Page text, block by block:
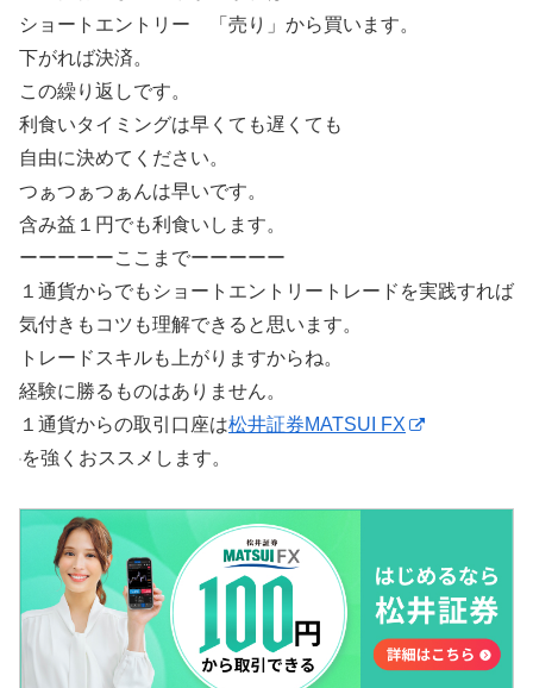
ショートエントリー 「売り」から買います。
下がれば決済。
この繰り返しです。
利食いタイミングは早くても遅くても
自由に決めてください。
つぁつぁつぁんは早いです。
含み益１円でも利食いします。
ーーーーーここまでーーーーー
１通貨からでもショートエントリートレードを実践すれば
気付きもコツも理解できると思います。
トレードスキルも上がりますからね。
経験に勝るものはありません。
１通貨からの取引口座は松井証券MATSUI FX
を強くおススメします。